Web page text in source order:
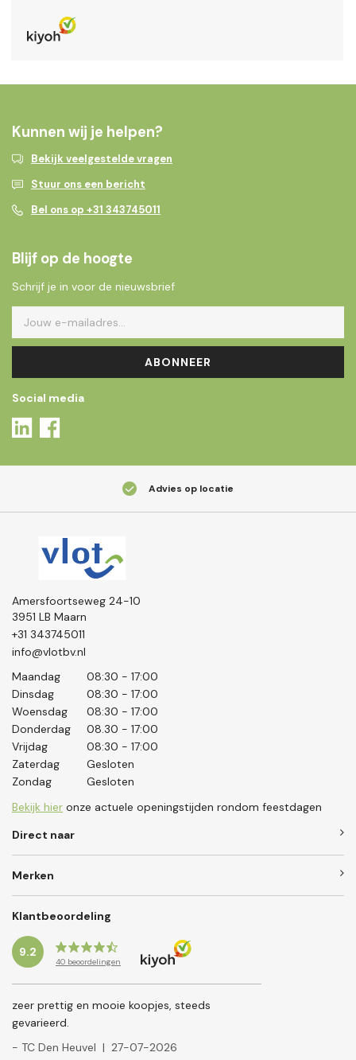
Kunnen wij je helpen?
Bekijk veelgestelde vragen
Stuur ons een bericht
Bel ons op +31 343745011
Blijf op de hoogte
Schrijf je in voor de nieuwsbrief
ABONNEER
Social media
Advies op locatie
Amersfoortseweg 24-10
3951 LB Maarn
+31 343745011
info@vlotbv.nl
Maandag
08:30 - 17:00
Dinsdag
08:30 - 17:00
Woensdag
08:30 - 17:00
Donderdag
08.30 - 17:00
Vrijdag
08:30 - 17:00
Zaterdag
Gesloten
Zondag
Gesloten
Bekijk hier onze actuele openingstijden rondom feestdagen
Direct naar
Merken
Klantbeoordeling
9.2
40 beoordelingen
zeer prettig en mooie koopjes, steeds
gevarieerd.
- TC Den Heuvel | 27-07-2026